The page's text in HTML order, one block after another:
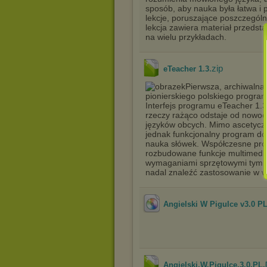
sposób, aby nauka była łatwa
lekcje, poruszające
lekcja zawiera materiał
na wielu przykładach.
eTeacher 1.3.zip
Pierwsza, archiwalna
pionierskiego polskiego
Interfejs programu eTeacher
rzeczy rażąco odstaje od
języków obcych. Mimo
jednak funkcjonalny program
nauka słówek. Współczesne
rozbudowane funkcje
wymaganiami sprzętowymi tym
nadal znaleźć zastosowanie w
Angielski W Pigulce v3.0 PL